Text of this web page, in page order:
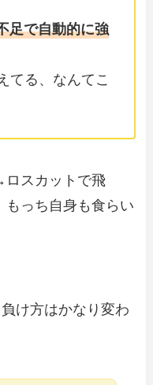
足で自動的に強
てる、なんてこ
ロスカットで飛
もっち自身も食らい
け方はかなり変わ